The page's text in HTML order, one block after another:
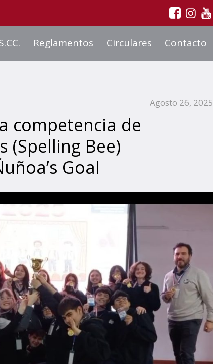
Reglamentos Circulares Contacto
Agosto 26, 2025
competencia de
(Spelling Bee)
Goal